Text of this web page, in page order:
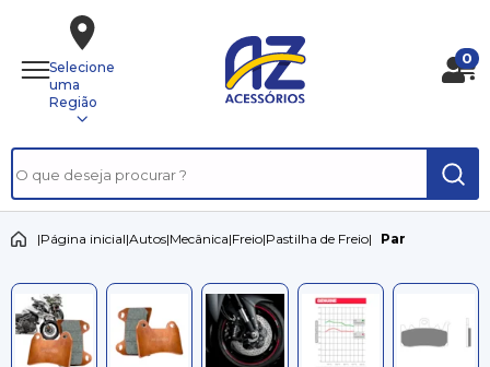
Selecione
uma
Região
0
|Página inicial|Autos|Mecânica|Freio|Pastilha de Freio| Par